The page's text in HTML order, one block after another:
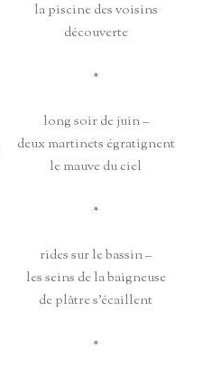
la piscine des voisins
découverte
*
long soir de juin –
deux martinets égratignent
le mauve du ciel
*
rides sur le bassin –
les seins de la baigneuse
de plâtre s’écaillent
*